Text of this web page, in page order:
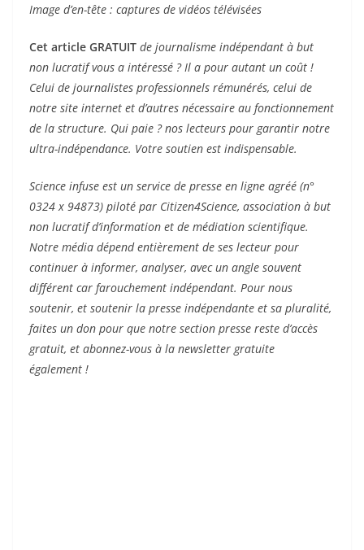
Image d’en-tête : captures de vidéos télévisées
Cet article GRATUIT de journalisme indépendant à but
non lucratif vous a intéressé ? Il a pour autant un coût !
Celui de journalistes professionnels rémunérés, celui de
notre site internet et d’autres nécessaire au fonctionnement
de la structure. Qui paie ? nos lecteurs pour garantir notre
ultra-indépendance. Votre soutien est indispensable.
Science infuse est un service de presse en ligne agréé (n°
0324 x 94873) piloté par Citizen4Science, association à but
non lucratif d’information et de médiation scientifique.
Notre média dépend entièrement de ses lecteur pour
continuer à informer, analyser, avec un angle souvent
différent car farouchement indépendant. Pour nous
soutenir, et soutenir la presse indépendante et sa pluralité,
faites un don pour que notre section presse reste d’accès
gratuit, et abonnez-vous à la newsletter gratuite
également !